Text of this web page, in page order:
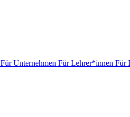
Für Unternehmen Für Lehrer*innen Für